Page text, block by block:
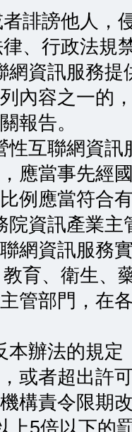
誹謗他人，
、行政法規
資訊服務提
內容之一的
報告。
互聯網資訊
應當事先經
例應當符合
資訊產業主
網資訊服務
育、衛生、
管部門，在
辦法的規定
或者超出許
構責令限期
上5倍以下的